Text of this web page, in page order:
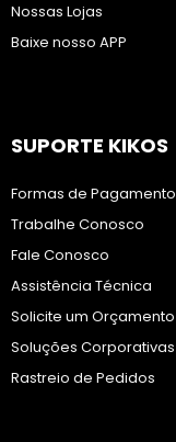
Nossas Lojas
Baixe nosso APP
SUPORTE KIKOS
Formas de Pagamento
Trabalhe Conosco
Fale Conosco
Assistência Técnica
Solicite um Orçamento
Soluções Corporativas
Rastreio de Pedidos